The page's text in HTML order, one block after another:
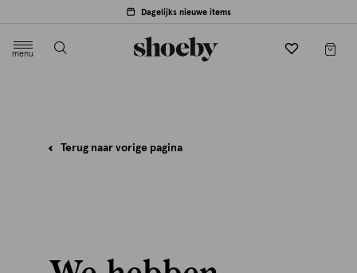
Dagelijks nieuwe items
menu
Terug naar vorige pagina